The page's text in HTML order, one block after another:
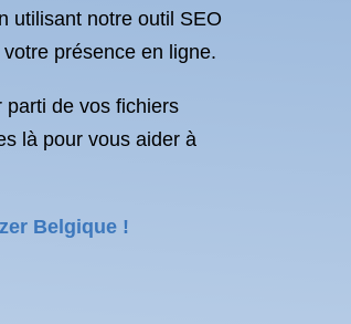
utilisant notre outil SEO
présence en ligne.
parti de vos fichiers
là pour vous aider à
Belgique !